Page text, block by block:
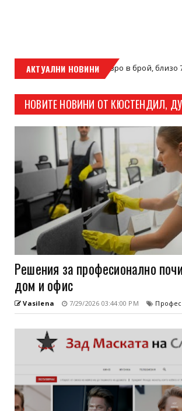
АКТУАЛНИ НОВИНИ
000 евро в брой, близо 70 кг. наркотици
НОВИТЕ НОВИНИ ОТ КЮСТЕНДИЛ,
Решения за професионално
дом и офис
Vasilena 7/29/2026 03:44:00 PM